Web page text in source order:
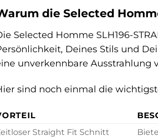
die Selected
Selected Homme SLH196-
Deines Stils und
unverkennbare Ausstrahlung
sind noch einmal die
Straight Fit Schnitt